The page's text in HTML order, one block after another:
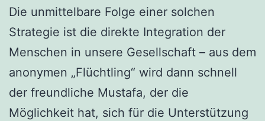
Die unmittelbare Folge einer solchen
Strategie ist die direkte Integration der
Menschen in unsere Gesellschaft – aus dem
anonymen „Flüchtling“ wird dann schnell
der freundliche Mustafa, der die
Möglichkeit hat, sich für die Unterstützung